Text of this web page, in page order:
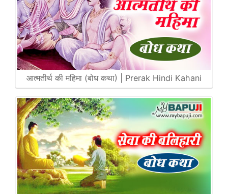
आत्मतीर्थ की महिमा (बोध कथा) | Prerak Hindi Kahani